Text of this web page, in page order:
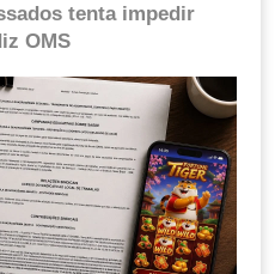
tenta impedir
OMS